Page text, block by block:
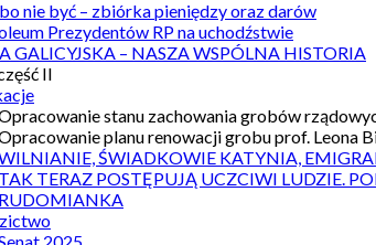
nie być – zbiórka pieniędzy oraz darów
Prezydentów RP na uchodźstwie
GALICYJSKA – NASZA WSPÓLNA HISTORIA
II
stanu zachowania grobów
planu renowacji grobu prof. Leona
ŚWIADKOWIE KATYNIA,
TAK TERAZ POSTĘPUJĄ UCZCIWI LUDZIE.
RUDOMIANKA